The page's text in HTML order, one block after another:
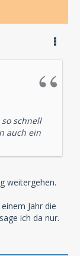
schnell
auch ein
weitergehen.
Jahr die
ich da nur.